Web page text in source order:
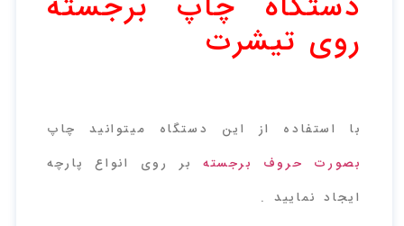
روی تیشرت
با استفاده از این دستگاه میتوانید چاپ
بصورت حروف برجسته بر روی انواع پارچه
ایجاد نمایید .